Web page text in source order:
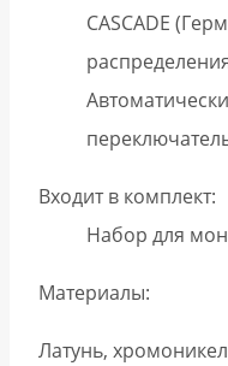
CASCADE
Входит в комплект:
Набор для
Материалы:
Латунь,